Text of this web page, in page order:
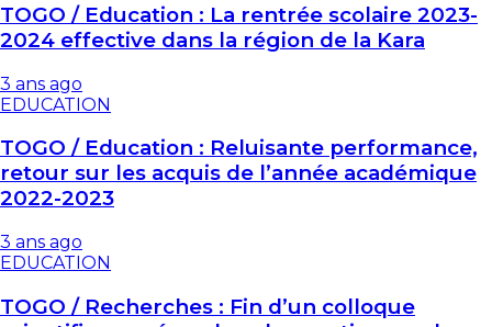
TOGO / Education : La rentrée scolaire 2023-
2024 effective dans la région de la Kara
3 ans ago
EDUCATION
TOGO / Education : Reluisante performance,
retour sur les acquis de l’année académique
2022-2023
3 ans ago
EDUCATION
TOGO / Recherches : Fin d’un colloque